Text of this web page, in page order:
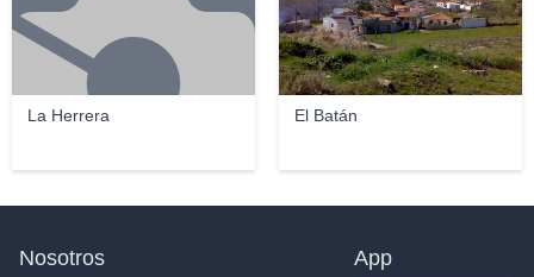
La Herrera El Batán
Nosotros App